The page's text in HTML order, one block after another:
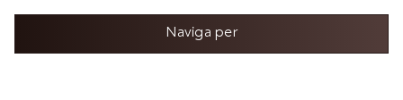
Naviga per